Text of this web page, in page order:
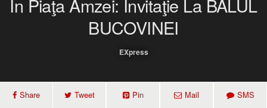
În Piaţa Amzei: Invitaţie La BALUL
BUCOVINEI
EXpress
Share Tweet Pin Mail SMS